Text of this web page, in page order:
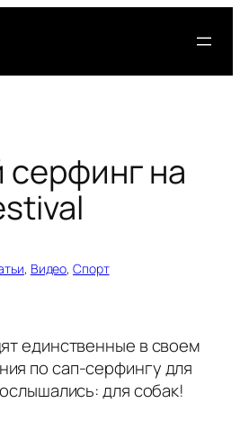
на
, Видео, Спорт
единственные в своем
по сап-серфингу для
для собак!